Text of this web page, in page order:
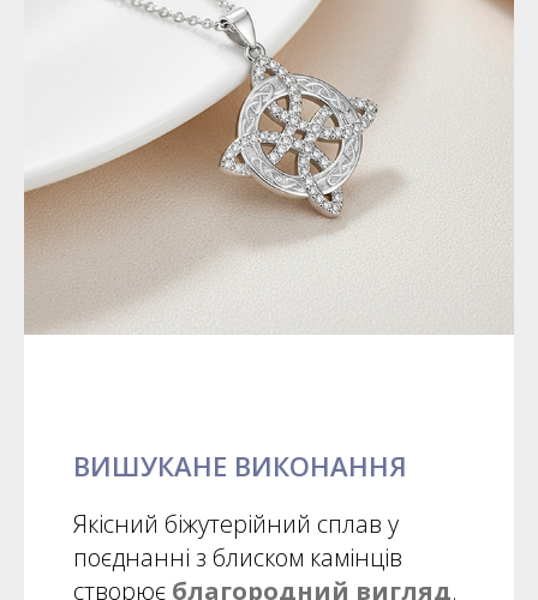
ВИШУКАНЕ ВИКОНАННЯ
Якісний біжутерійний сплав у
поєднанні з блиском камінців
створює благородний вигляд.